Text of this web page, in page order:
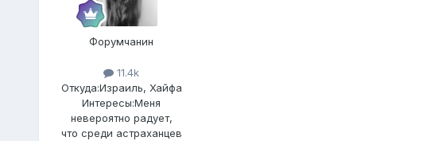
Форумчанин
11.4k
Откуда:Израиль, Хайфа
Интересы:Меня
невероятно радует,
что среди астраханцев